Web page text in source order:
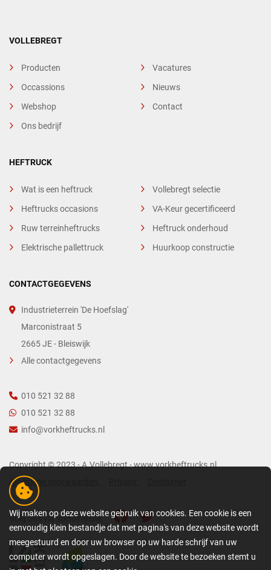
VOLLEBREGT
Producten
Occassions
Webshop
Ons bedrijf
Vacatures
Nieuws
Contact
HEFTRUCK
Wat is een heftruck
Heftrucks occasions
Ruw terreinheftrucks
Elektrische pallettruck
Vollebregt selectie
VA-Keur gecertificeerd
Heftruck onderhoud
Huurkoop constructie
CONTACTGEGEVENS
Industrieterrein 'De Hoefslag'
Marconistraat 5
2665 JE - Bleiswijk
Alle contactgegevens
010 521 32 88
010 521 32 88
info@vorkheftrucks.nl
Copyright © 2023 - A.Vollebregt - www.vorkheftrucks.nl
Algemene voorwaarden
Volg ons via socialmedia:
Wij maken op deze website gebruik van cookies. Een cookie is een
eenvoudig klein bestandje dat met pagina's van deze website wordt
meegestuurd en door uw browser op uw harde schrijf van uw
computer wordt opgeslagen. Door de website te bezoeken stemt u